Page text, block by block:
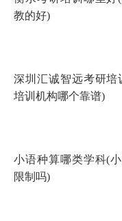
教的好)
深圳汇诚智远考研培
培训机构哪个靠谱)
小语种算哪类学科(
限制吗)